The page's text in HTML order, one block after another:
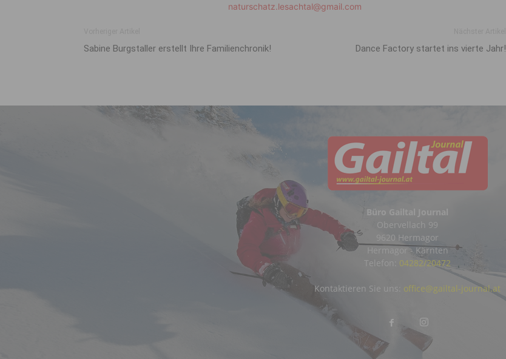
naturschatz.lesachtal@gmail.com
Sabine Burgstaller erstellt Ihre Familienchronik! Dance Factory startet ins vierte Jahr!
Büro Gailtal Journal
Obervellach 99
9620 Hermagor
Hermagor - Kärnten
Telefon: 04282/20472
Kontaktieren Sie uns: office@gailtal-journal.at